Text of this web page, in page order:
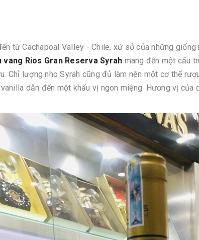
từ Cachapoal Valley - Chile, xứ sở của những
vang Rios Gran Reserva Syrah mang đến một cấu
Chỉ lượng nho Syrah cũng đủ làm nên một cơ thể
dẫn đến một khẩu vị ngon miệng. Hương vị